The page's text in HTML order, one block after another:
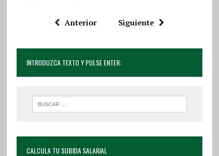
o
o
k
it
r
at
A
p
p
e
r
a
m
Anterior Siguiente
INTRODUZCA TEXTO Y PULSE ENTER:
CALCULA TU SUBIDA SALARIAL